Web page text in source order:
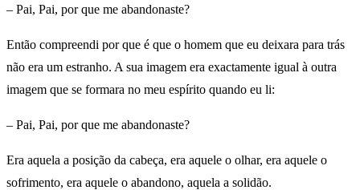
– Pai, Pai, por que me abandonaste?
Então compreendi por que é que o homem que eu deixara para trás
não era um estranho. A sua imagem era exactamente igual à outra
imagem que se formara no meu espírito quando eu li:
– Pai, Pai, por que me abandonaste?
Era aquela a posição da cabeça, era aquele o olhar, era aquele o
sofrimento, era aquele o abandono, aquela a solidão.